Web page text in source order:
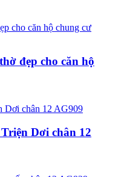
đẹp cho căn hộ
Dơi chân 12